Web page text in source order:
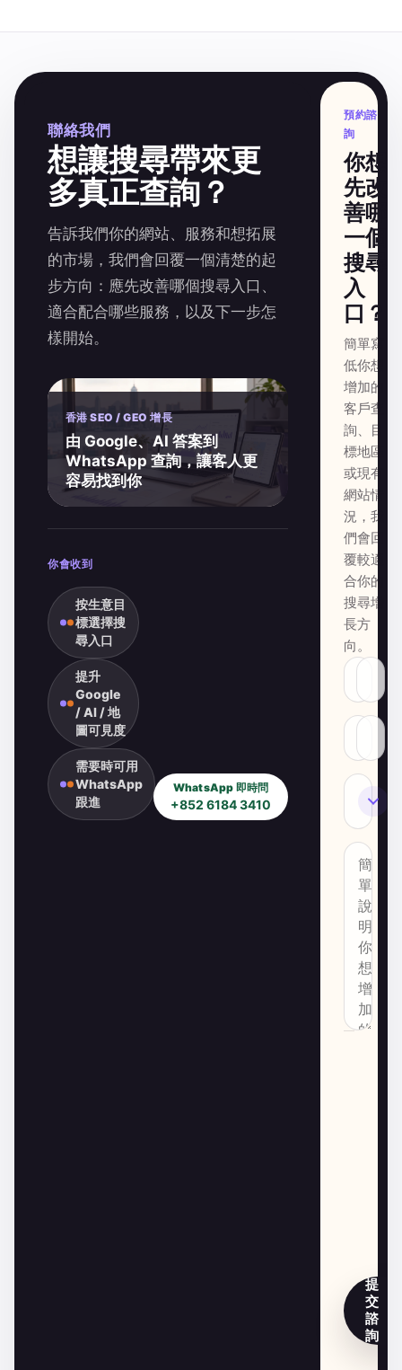
聯絡我們
想讓搜尋帶來更
多真正查詢？
告訴我們你的網站、服務和想拓展
的市場，我們會回覆一個清楚的起
步方向：應先改善哪個搜尋入口、
適合配合哪些服務，以及下一步怎
樣開始。
香港 SEO / GEO 增長
由 Google、AI 答案到
WhatsApp 查詢，讓客人更
容易找到你
你會收到
按生意目
標選擇搜
尋入口
提升
Google
/ AI / 地
圖可見度
需要時可用
WhatsApp
跟進
WhatsApp 即時問
+852 6184 3410
預約諮
詢
你想
先改
善哪
一個
搜尋
入
口？
簡單寫
低你想
增加的
客戶查
詢、目
標地區
或現有
網站情
況，我
們會回
覆較適
合你的
搜尋增
長方
向。
SEO
提
交
諮
詢